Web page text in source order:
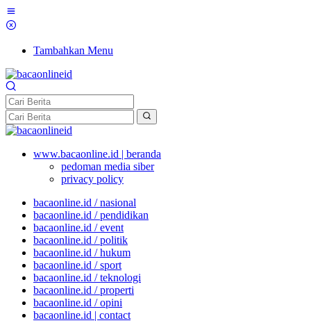
Tambahkan Menu
www.bacaonline.id | beranda
pedoman media siber
privacy policy
bacaonline.id / nasional
bacaonline.id / pendidikan
bacaonline.id / event
bacaonline.id / politik
bacaonline.id / hukum
bacaonline.id / sport
bacaonline.id / teknologi
bacaonline.id / properti
bacaonline.id / opini
bacaonline.id | contact